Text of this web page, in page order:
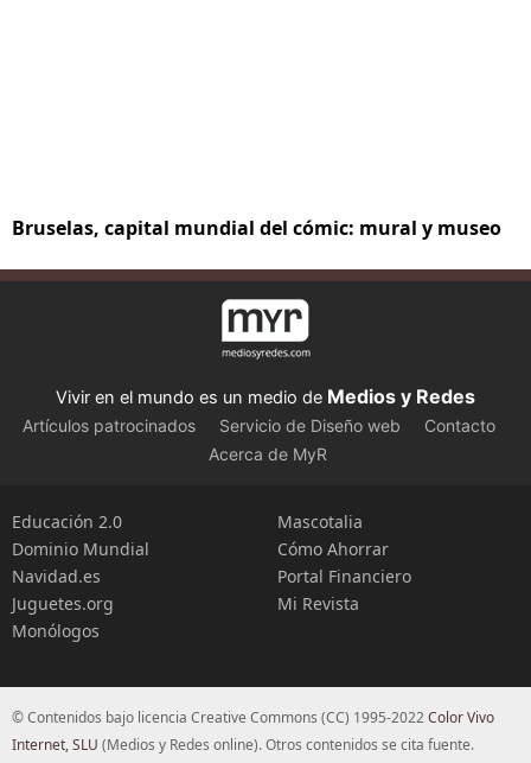
Bruselas, capital mundial del cómic: mural y museo
Vivir en el mundo es un medio de Medios y Redes
Artículos patrocinados Servicio de Diseño web
Contacto
Acerca de MyR
Educación 2.0
Dominio Mundial
Navidad.es
Juguetes.org
Monólogos
Mascotalia
Cómo Ahorrar
Portal Financiero
Mi Revista
© Contenidos bajo licencia Creative Commons (CC) 1995-2022Color Vivo
Internet, SLU (Medios y Redes online). Otros contenidos se cita fuente.